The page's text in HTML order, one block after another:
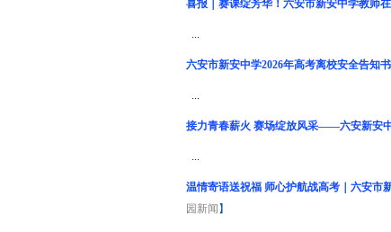
喜报｜赛课绽芳华！六安市新安中学教师
...
六安市新安中学2026年高考离校安全告知书
...
接力青春薪火 赛场绽放风采——六安新安
...
温情寄语送祝福 师心护航战高考｜六安市
园新闻 】